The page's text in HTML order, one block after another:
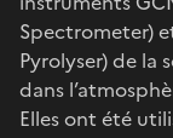
Spectrometer)
Pyrolyser) de la
dans
Elles ont été